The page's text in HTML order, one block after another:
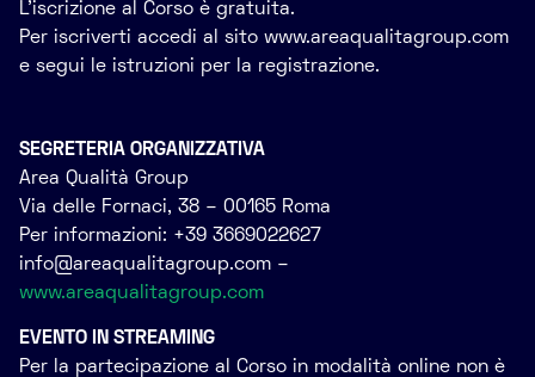
L’iscrizione al Corso è gratuita.
Per iscriverti accedi al sito www.areaqualitagroup.com
e segui le istruzioni per la registrazione.
SEGRETERIA ORGANIZZATIVA
Area Qualità Group
Via delle Fornaci, 38 – 00165 Roma
Per informazioni: +39 3669022627
info@areaqualitagroup.com –
www.areaqualitagroup.com
EVENTO IN STREAMING
Per la partecipazione al Corso in modalità online non è